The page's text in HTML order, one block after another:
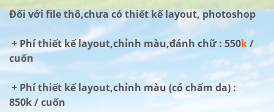
Đối với file thô,chưa có thiết kế layout, photoshop
+ Phí thiết kế layout,chỉnh màu,đánh chữ : 550k/
cuốn
+ Phí thiết kế layout,chỉnh màu (có chấm da) :
850k / cuốn